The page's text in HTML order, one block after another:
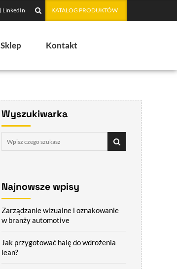
LinkedIn KATALOG PRODUKTÓW
Sklep Kontakt
Wyszukiwarka
Najnowsze wpisy
Zarządzanie wizualne i oznakowanie
w branży automotive
Jak przygotować halę do wdrożenia
lean?